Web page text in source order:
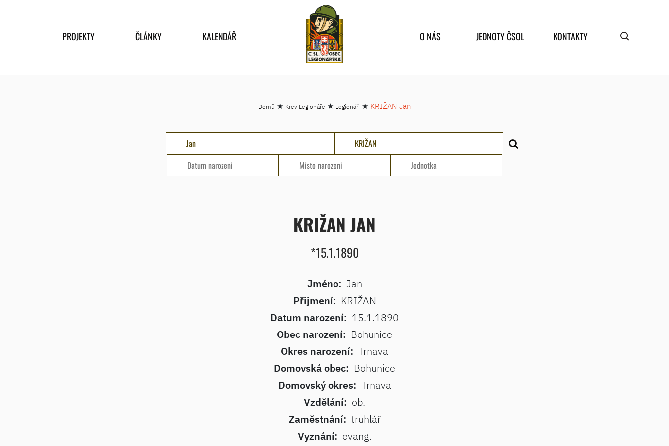
PROJEKTY ČLÁNKY KALENDÁŘ O NÁS JEDNOTY ČSOL KONTAKTY
Domů ★ Krev Legionáře ★ Legionáři ★ KRIŽAN Jan
KRIŽAN JAN
*15.1.1890
Jméno: Jan
Přijmení: KRIŽAN
Datum narození: 15.1.1890
Obec narození: Bohunice
Okres narození: Trnava
Domovská obec: Bohunice
Domovský okres: Trnava
Vzdělání: ob.
Zaměstnání: truhlář
Vyznání: evang.